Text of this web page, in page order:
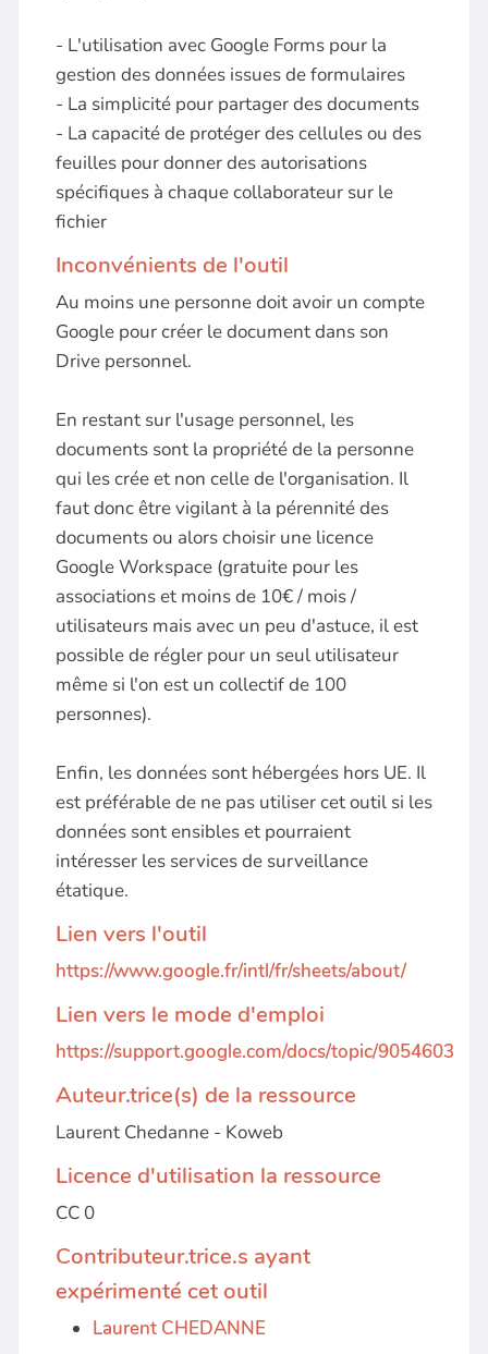
- L'utilisation avec Google Forms pour la
gestion des données issues de formulaires
- La simplicité pour partager des documents
- La capacité de protéger des cellules ou des
feuilles pour donner des autorisations
spécifiques à chaque collaborateur sur le
fichier
Inconvénients de l'outil
Au moins une personne doit avoir un compte
Google pour créer le document dans son
Drive personnel.
En restant sur l'usage personnel, les
documents sont la propriété de la personne
qui les crée et non celle de l'organisation. Il
faut donc être vigilant à la pérennité des
documents ou alors choisir une licence
Google Workspace (gratuite pour les
associations et moins de 10€ / mois /
utilisateurs mais avec un peu d'astuce, il est
possible de régler pour un seul utilisateur
même si l'on est un collectif de 100
personnes).
Enfin, les données sont hébergées hors UE. Il
est préférable de ne pas utiliser cet outil si les
données sont ensibles et pourraient
intéresser les services de surveillance
étatique.
Lien vers l'outil
https://www.google.fr/intl/fr/sheets/about/
Lien vers le mode d'emploi
https://support.google.com/docs/topic/9054603
Auteur.trice(s) de la ressource
Laurent Chedanne - Koweb
Licence d'utilisation la ressource
CC 0
Contributeur.trice.s ayant
expérimenté cet outil
Laurent CHEDANNE